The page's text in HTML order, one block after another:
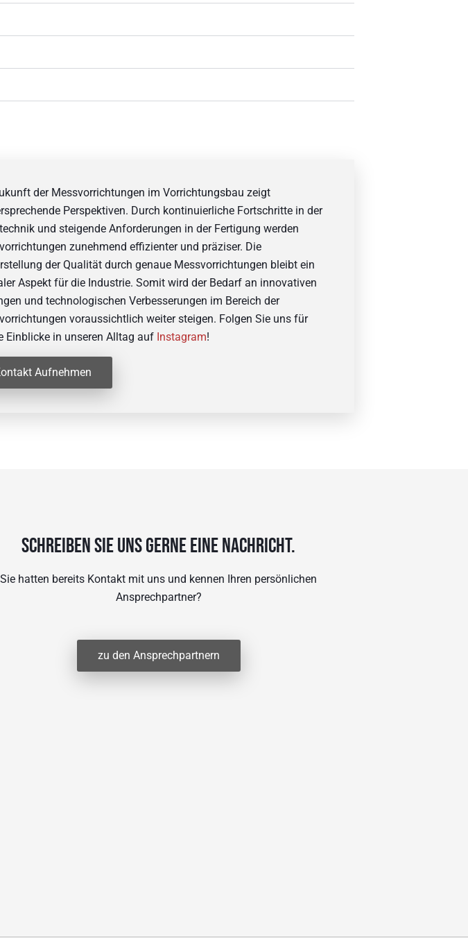
der Messvorrichtungen im Vorrichtungsbau zeigt
Perspektiven. Durch kontinuierliche Fortschritte in der
und steigende Anforderungen in der Fertigung werden
zunehmend effizienter und präziser. Die
der Qualität durch genaue Messvorrichtungen bleibt ein
Aspekt für die Industrie. Somit wird der Bedarf an innovativen
und technologischen Verbesserungen im Bereich der
voraussichtlich weiter steigen. Folgen Sie uns für
Einblicke in unseren Alltag auf Instagram!
Aufnehmen
Schreiben sie uns gerne eine Nachricht.
Sie hatten bereits Kontakt mit uns und kennen Ihren persönlichen
Ansprechpartner?
zu den Ansprechpartnern